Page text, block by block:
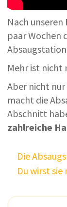
Nach
paar Wochen
Mehr ist nicht
Aber nicht nur
macht die
Abschnitt
zahlreiche
Die
Du wirst